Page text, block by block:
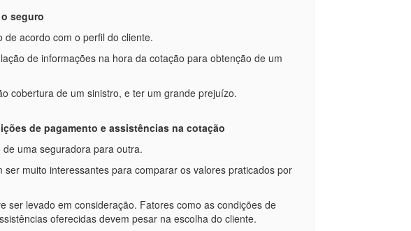
seguro
acordo com o perfil do cliente.
de informações na hora da cotação para obtenção de um
cobertura de um sinistro, e ter um grande prejuízo.
de pagamento e assistências na cotação
uma seguradora para outra.
muito interessantes para comparar os valores praticados por
ser levado em consideração. Fatores como as condições de
oferecidas devem pesar na escolha do cliente.